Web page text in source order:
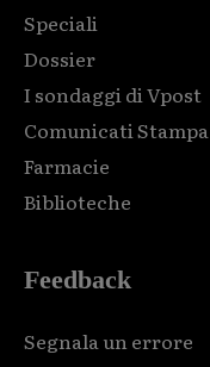
Speciali
Dossier
I sondaggi di Vpost
Comunicati Stampa
Farmacie
Biblioteche
Feedback
Segnala un errore